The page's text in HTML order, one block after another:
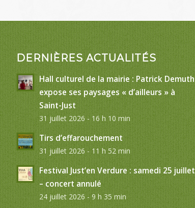
DERNIÈRES ACTUALITÉS
Hall culturel de la mairie : Patrick Demuth
expose ses paysages « d’ailleurs » à
Saint-Just
31 juillet 2026 - 16 h 10 min
Tirs d’effarouchement
31 juillet 2026 - 11 h 52 min
Festival Just’en Verdure : samedi 25 juillet
– concert annulé
24 juillet 2026 - 9 h 35 min